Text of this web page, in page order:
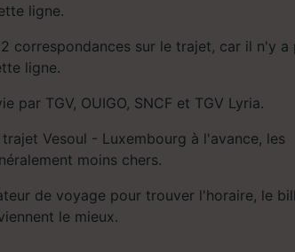
ligne.
correspondances sur le trajet, car il n'y a
ligne.
par TGV, OUIGO, SNCF et TGV Lyria.
Vesoul - Luxembourg à l'avance, les
moins chers.
de voyage pour trouver l'horaire, le
le mieux.